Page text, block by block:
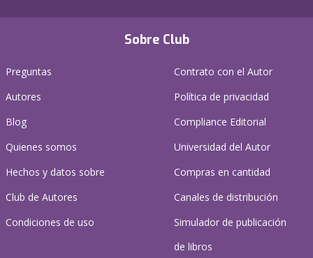
Sobre Club
Preguntas
Autores
Blog
Quienes somos
Hechos y datos sobre
Club de Autores
Condiciones de uso
Contrato con el Autor
Política de privacidad
Compliance Editorial
Universidad del Autor
Compras en cantidad
Canales de distribución
Simulador de publicación
de libros